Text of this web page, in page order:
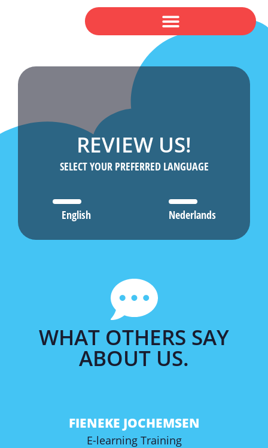
REVIEW US!
SELECT YOUR PREFERRED LANGUAGE
English Nederlands
WHAT OTHERS SAY
ABOUT US.
FIENEKE JOCHEMSEN
E-learning Training